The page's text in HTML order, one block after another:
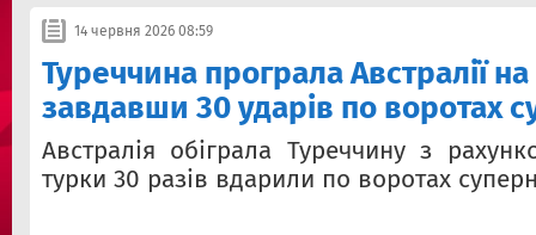
14 червня 2026 08:59
Туреччина програла Австралії
завдавши 30 ударів по воротах
Австралія обіграла Туреччину з
турки 30 разів вдарили по воротах